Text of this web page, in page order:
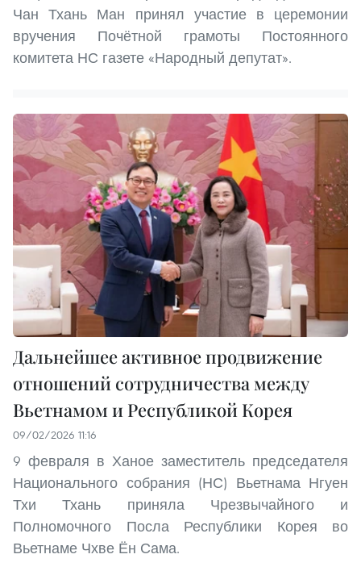
Чан Тхань Ман принял участие в церемонии
вручения Почётной грамоты Постоянного
комитета НС газете «Народный депутат».
Дальнейшее активное продвижение
отношений сотрудничества между
Вьетнамом и Республикой Корея
09/02/2026 11:16
9 февраля в Ханое заместитель председателя
Национального собрания (НС) Вьетнама Нгуен
Тхи Тхань приняла Чрезвычайного и
Полномочного Посла Республики Корея во
Вьетнаме Чхве Ён Сама.